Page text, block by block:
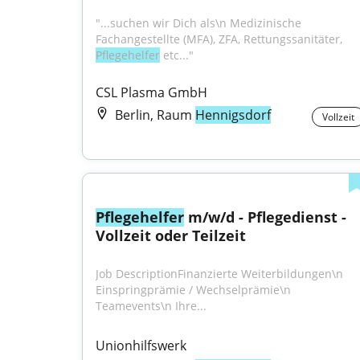
"...suchen wir Dich als\n Medizinische
Pflegehelfer etc..."
CSL Plasma GmbH
Berlin, Raum Hennigsdorf Vollzeit
Pflegehelfer m/w/d - Pflegedienst -
Vollzeit oder Teilzeit
Job DescriptionFinanzierte Weiterbildungen\n
Einspringprämie / Wechselprämie\n
Teamevents\n Ihre...
Unionhilfswerk